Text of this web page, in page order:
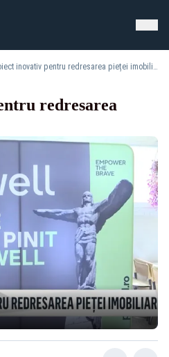
Proiect inovativ pentru redresarea pieței imobiliare
redresarea